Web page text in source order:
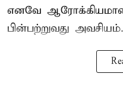
எனவே
பின்பற்றுவது அவசியம்.